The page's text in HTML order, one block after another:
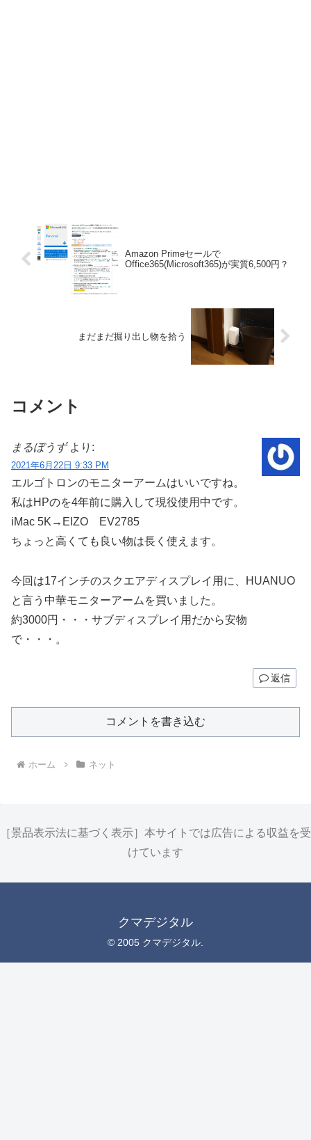
Amazon Primeセールで
Office365(Microsoft365)が実質6,500円？
まだまだ掘り出し物を拾う
コメント
まるぼうず より:
2021年6月22日 9:33 PM
エルゴトロンのモニターアームはいいですね。
私はHPのを4年前に購入して現役使用中です。
iMac 5K→EIZO EV2785
ちょっと高くても良い物は長く使えます。
今回は17インチのスクエアディスプレイ用に、HUANUO
と言う中華モニターアームを買いました。
約3000円・・・サブディスプレイ用だから安物
で・・・。
返信
コメントを書き込む
ホーム ネット
［景品表示法に基づく表示］本サイトでは広告による収益を受
けています
クマデジタル
© 2005 クマデジタル.